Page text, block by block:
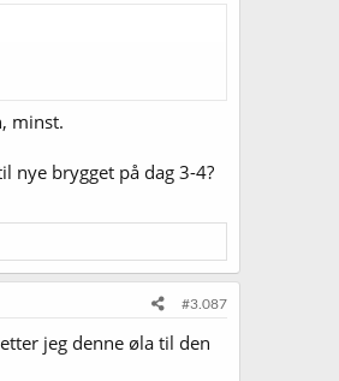
minst.
nye brygget på dag 3-4?
#3.087
jeg denne øla til den